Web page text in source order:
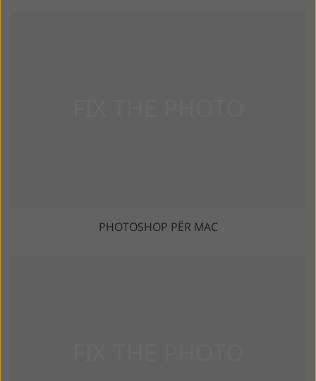
PHOTOSHOP PËR MAC